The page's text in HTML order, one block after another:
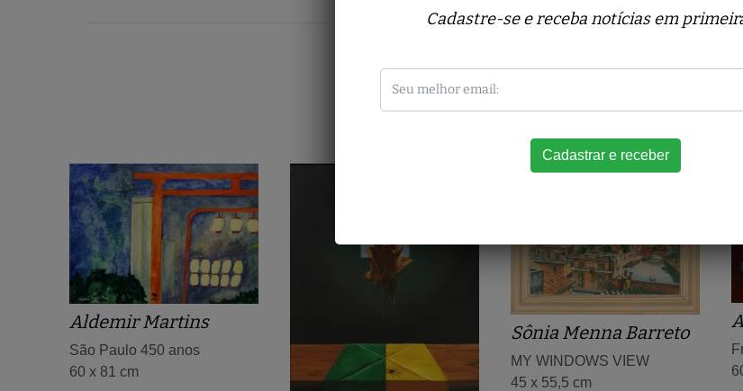
Aldemir Martins
São Paulo 450 anos
60 x 81 cm
Sônia Menna Barreto
MY WINDOWS VIEW
45 x 55,5 cm
Cadastre-se e receba notícias em